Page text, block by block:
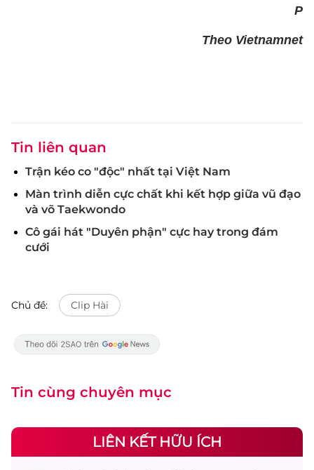
P
Theo Vietnamnet
Tin liên quan
Trận kéo co "độc" nhất tại Việt Nam
Màn trình diễn cực chất khi kết hợp giữa vũ đạo
và võ Taekwondo
Cô gái hát "Duyên phận" cực hay trong đám
cưới
Chủ đề: Clip Hài
Tin cùng chuyên mục
LIÊN KẾT HỮU ÍCH